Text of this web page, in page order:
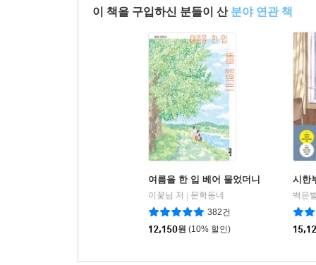
이 책을 구입하신 분들이 산 분야 연관 책
여름을 한 입 베어 물었더니
이꽃님 저
문학동네
382건
12,150원 (10% 할인)
시한
백은